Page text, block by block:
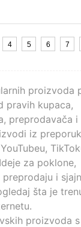
4 5 6 7
proizvoda
pravih kupaca,
preprodavača i
iz
za poklone,
i
šta je
proizvoda s